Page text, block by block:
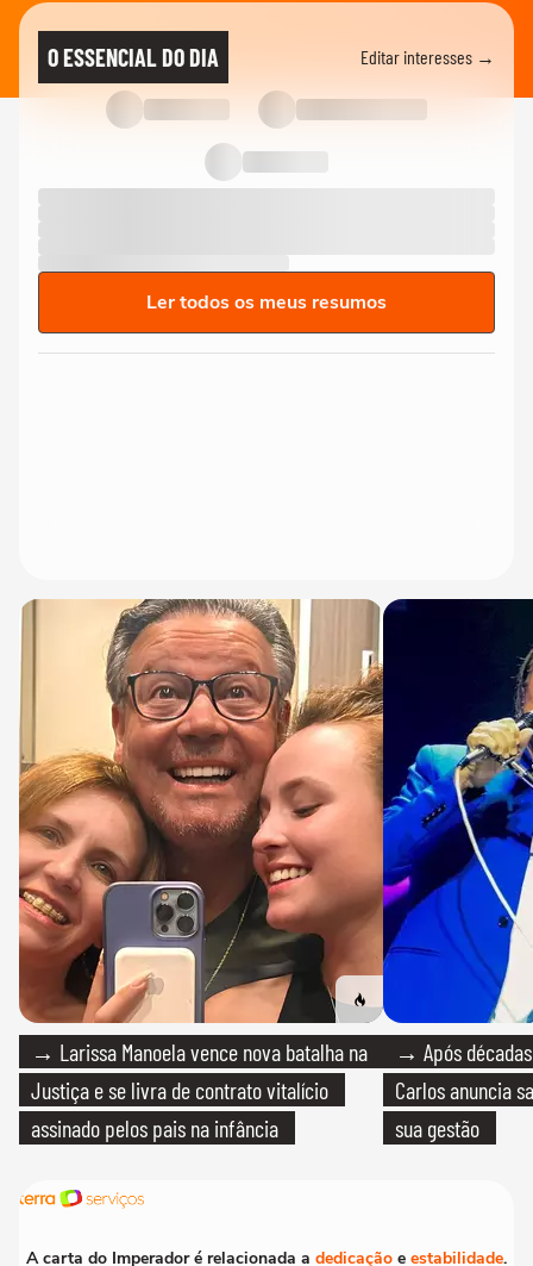
O ESSENCIAL DO DIA Editar interesses →
Ler todos os meus resumos
→ Larissa Manoela vence nova batalha na
Justiça e se livra de contrato vitalício
assinado pelos pais na infância
→ Após
Carlos anuncia
sua gestão
A carta do Imperador é relacionada a dedicação e estabilidade.